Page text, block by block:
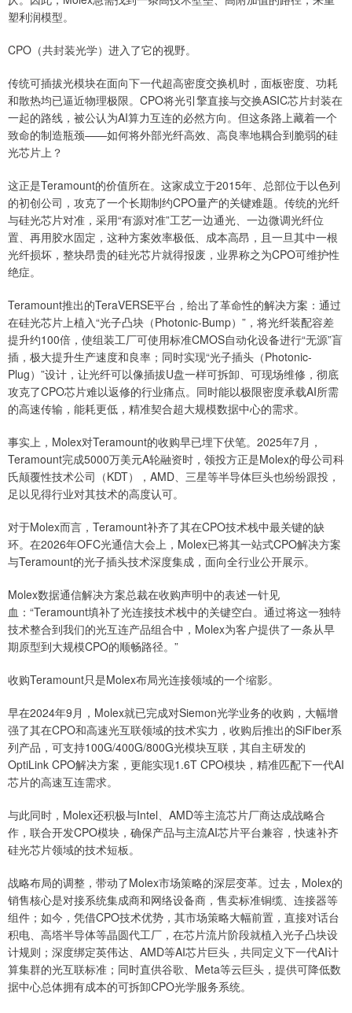
塑利润模型。
CPO（共封装光学）进入了它的视野。
传统可插拔光模块在面向下一代超高密度交换机时，面板密度、功耗
和散热均已逼近物理极限。CPO将光引擎直接与交换ASIC芯片封装在
一起的路线，被公认为AI算力互连的必然方向。但这条路上藏着一个
致命的制造瓶颈——如何将外部光纤高效、高良率地耦合到脆弱的硅
光芯片上？
这正是Teramount的价值所在。这家成立于2015年、总部位于以色列
的初创公司，攻克了一个长期制约CPO量产的关键难题。传统的光纤
与硅光芯片对准，采用“有源对准”工艺一边通光、一边微调光纤位
置、再用胶水固定，这种方案效率极低、成本高昂，且一旦其中一根
光纤损坏，整块昂贵的硅光芯片就得报废，业界称之为CPO可维护性
绝症。
Teramount推出的TeraVERSE平台，给出了革命性的解决方案：通过
在硅光芯片上植入“光子凸块（Photonic-Bump）”，将光纤装配容差
提升约100倍，使组装工厂可使用标准CMOS自动化设备进行“无源”盲
插，极大提升生产速度和良率；同时实现“光子插头（Photonic-
Plug）”设计，让光纤可以像插拔U盘一样可拆卸、可现场维修，彻底
攻克了CPO芯片难以返修的行业痛点。同时能以极限密度承载AI所需
的高速传输，能耗更低，精准契合超大规模数据中心的需求。
事实上，Molex对Teramount的收购早已埋下伏笔。2025年7月，
Teramount完成5000万美元A轮融资时，领投方正是Molex的母公司科
氏颠覆性技术公司（KDT），AMD、三星等半导体巨头也纷纷跟投，
足以见得行业对其技术的高度认可。
对于Molex而言，Teramount补齐了其在CPO技术栈中最关键的缺
环。在2026年OFC光通信大会上，Molex已将其一站式CPO解决方案
与Teramount的光子插头技术深度集成，面向全行业公开展示。
Molex数据通信解决方案总裁在收购声明中的表述一针见
血：“Teramount填补了光连接技术栈中的关键空白。通过将这一独特
技术整合到我们的光互连产品组合中，Molex为客户提供了一条从早
期原型到大规模CPO的顺畅路径。”
收购Teramount只是Molex布局光连接领域的一个缩影。
早在2024年9月，Molex就已完成对Siemon光学业务的收购，大幅增
强了其在CPO和高速光互联领域的技术实力，收购后推出的SiFiber系
列产品，可支持100G/400G/800G光模块互联，其自主研发的
OptiLink CPO解决方案，更能实现1.6T CPO模块，精准匹配下一代AI
芯片的高速互连需求。
与此同时，Molex还积极与Intel、AMD等主流芯片厂商达成战略合
作，联合开发CPO模块，确保产品与主流AI芯片平台兼容，快速补齐
硅光芯片领域的技术短板。
战略布局的调整，带动了Molex市场策略的深层变革。过去，Molex的
销售核心是对接系统集成商和网络设备商，售卖标准铜缆、连接器等
组件；如今，凭借CPO技术优势，其市场策略大幅前置，直接对话台
积电、高塔半导体等晶圆代工厂，在芯片流片阶段就植入光子凸块设
计规则；深度绑定英伟达、AMD等AI芯片巨头，共同定义下一代AI计
算集群的光互联标准；同时直供谷歌、Meta等云巨头，提供可降低数
据中心总体拥有成本的可拆卸CPO光学服务系统。